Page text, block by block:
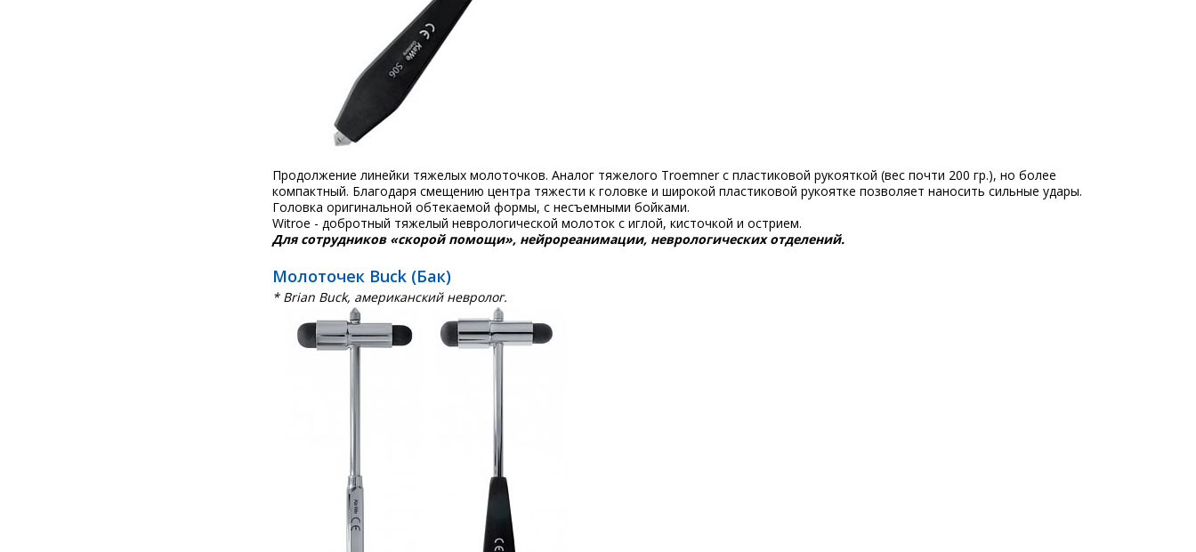
Продолжение линейки тяжелых молоточков. Аналог тяжелого Troemner с пластиковой рукояткой (вес почти 200 гр.), но более
компактный. Благодаря смещению центра тяжести к головке и широкой пластиковой рукоятке позволяет наносить сильные удары.
Головка оригинальной обтекаемой формы, с несъемными бойками.
Witroe - добротный тяжелый неврологической молоток с иглой, кисточкой и острием.
Для сотрудников «скорой помощи», нейрореанимации, неврологических отделений.
Молоточек Buck (Бак)
* Brian Buck, американский невролог.